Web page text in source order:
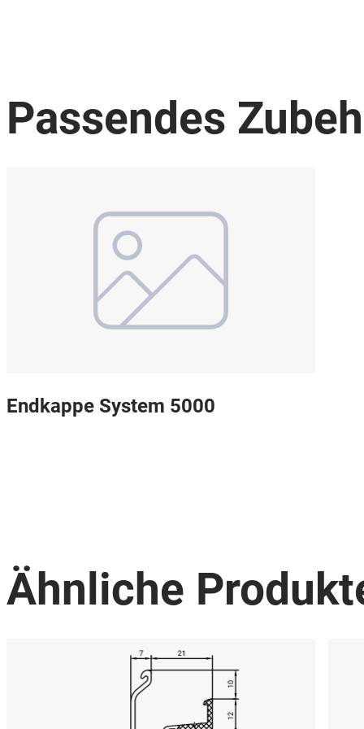
Passendes
Endkappe System 5000
Ähnliche